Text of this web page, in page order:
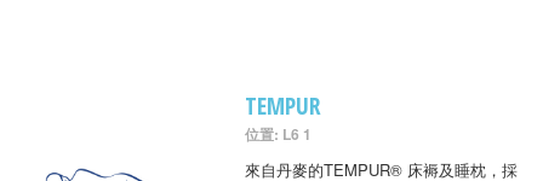
TEMPUR
位置: L6 1
來自丹麥的TEMPUR® 床褥及睡枕，採